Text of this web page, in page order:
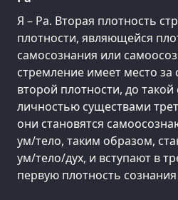
Я – Ра. Вторая плотность
плотности, являющейся
самосознания или
стремление имеет место
второй плотности, до
личностью существами
они становятся
ум/тело, таким образом,
ум/тело/дух, и вступают в
первую плотность сознания